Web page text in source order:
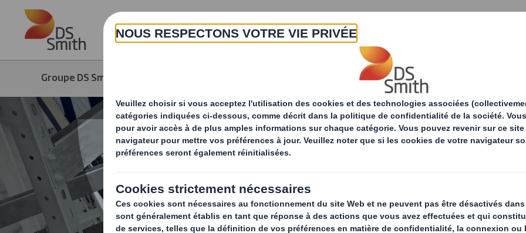
Skip to main content
A propos Produits & Services
Groupe DS Smith Solutions d'emballage
La manière